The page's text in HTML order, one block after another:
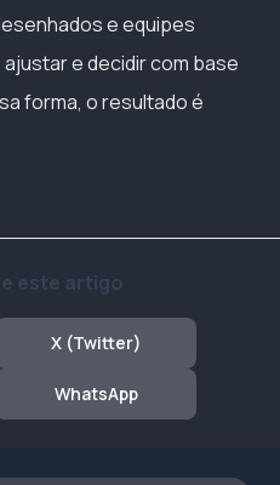
e equipes
e decidir com base
forma, o resultado é
este artigo
X (Twitter)
WhatsApp